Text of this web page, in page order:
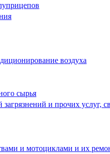
воздуха
сырья
и прочих услуг,
и мотоциклами и их